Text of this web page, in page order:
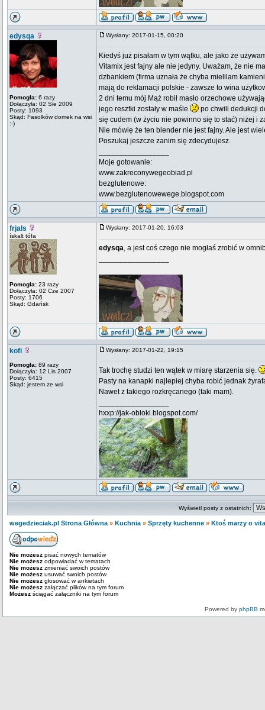
edysqa
Pomogła: 6 razy
Dołączyła: 02 Sie 2009
Posty: 1093
Skąd: Fasolków domek na wsi
:-)
Wysłany: 2017-01-15, 00:20
Kiedyś już pisałam w tym wątku, ale jako że
Vitamix jest fajny ale nie jedyny. Uważam, że nie
dzbankiem (firma uznała że chyba mielilam
mają do reklamacji polskie - zawsze to wina
2 dni temu mój Mąż robił masło orzechowe
jego resztki zostały w maśle
po chwili dedukcji
się cudem (w życiu nie powinno się to stać) niżej i
Nie mówię że ten blender nie jest fajny. Ale jest
Poszukaj jeszcze zanim się zdecydujesz.
Moje gotowanie:
www.zakreconywegeobiad.pl
bezglutenowe:
www.bezglutenowewege.blogspot.com
frjals
ískalt tófa
Pomogła: 23 razy
Dołączyła: 02 Cze 2007
Posty: 1706
Skąd: Gdańsk
Wysłany: 2017-01-20, 16:03
edysqa, a jest coś czego nie mogłaś zrobić w
kofi
Pomogła: 89 razy
Dołączyła: 12 Lis 2007
Posty: 6415
Skąd: jestem ze wsi
Wysłany: 2017-01-22, 19:15
Tak trochę studzi ten wątek w miarę starzenia się.
Pasty na kanapki najlepiej chyba robić jednak
Nawet z takiego rozkręcanego (taki mam).
hxxp://jak-obloki.blogspot.com/
Wyświetl posty z ostatnich:
wegedzieciak.pl Strona Główna » Kuchnia » Sprzęty kuchenne » Ktoś marzy o
Nie możesz pisać nowych tematów
Nie możesz odpowiadać w tematach
Nie możesz zmieniać swoich postów
Nie możesz usuwać swoich postów
Nie możesz głosować w ankietach
Nie możesz załączać plików na tym forum
Możesz ściągać załączniki na tym forum
Powered by phpBB